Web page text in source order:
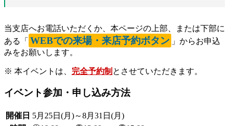
当支店へお電話いただくか、本ページの上部、または下部に
ある「 WEBでの来場・来店予約ボタン 」からお申込
みをお願いします。
※ 本イベントは、 完全予約制 とさせていただきます。
イベント参加・申し込み方法
開催日 5月25日(月)～8月31日(月)